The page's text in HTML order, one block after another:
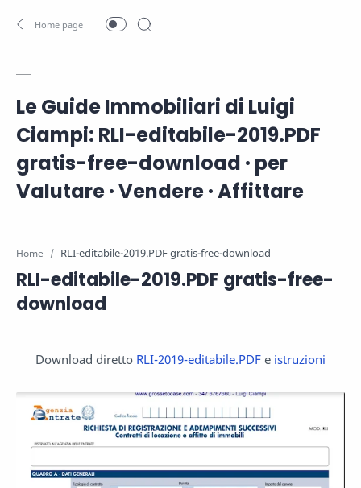
Le Guide Immobiliari di Luigi
Ciampi: RLI-editabile-2019.PDF
gratis-free-download · per
Valutare · Vendere · Affittare
Home
RLI-editabile-2019.PDF gratis-free-
download
Download diretto RLI-2019-editabile.PDF e istruzioni